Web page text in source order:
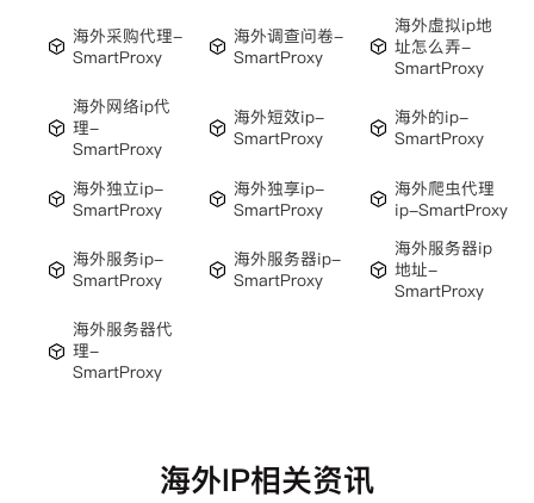
海外采购代理-
SmartProxy
海外调查问卷-
SmartProxy
海外虚拟ip地
址怎么弄-
SmartProxy
海外网络ip代
理-
SmartProxy
海外短效ip-
SmartProxy
海外的ip-
SmartProxy
海外独立ip-
SmartProxy
海外独享ip-
SmartProxy
海外爬虫代理
ip-SmartProxy
海外服务ip-
SmartProxy
海外服务器ip-
SmartProxy
海外服务器ip
地址-
SmartProxy
海外服务器代
理-
SmartProxy
海外IP相关资讯